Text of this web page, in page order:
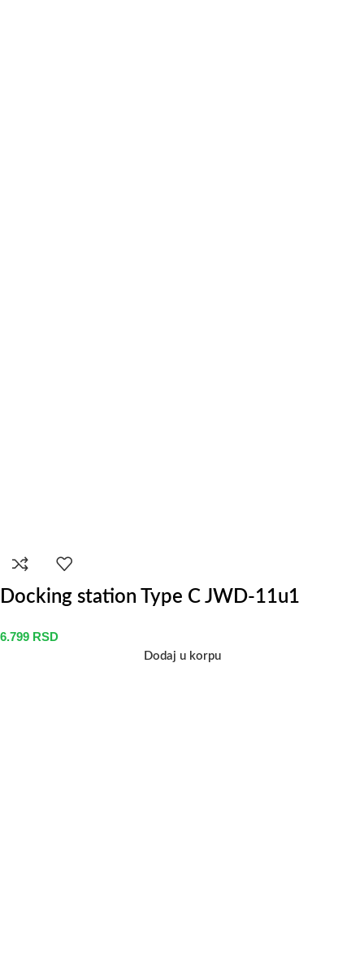
Docking station Type C JWD-11u1
6.799 RSD
Dodaj u korpu